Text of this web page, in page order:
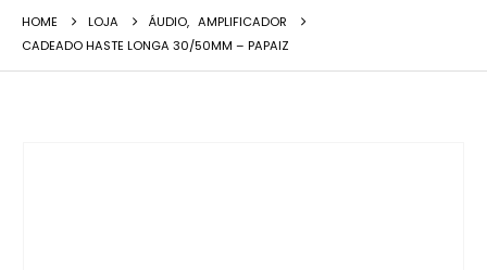
HOME LOJA ÁUDIO, AMPLIFICADOR
CADEADO HASTE LONGA 30/50MM – PAPAIZ